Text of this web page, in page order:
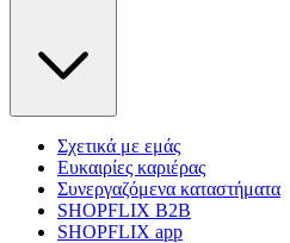
Σχετικά με εμάς
Ευκαιρίες καριέρας
Συνεργαζόμενα καταστήματα
SHOPFLIX B2B
SHOPFLIX app